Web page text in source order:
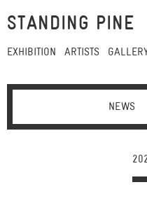
STANDING PINE
EXHIBITION ARTISTS
NEWS